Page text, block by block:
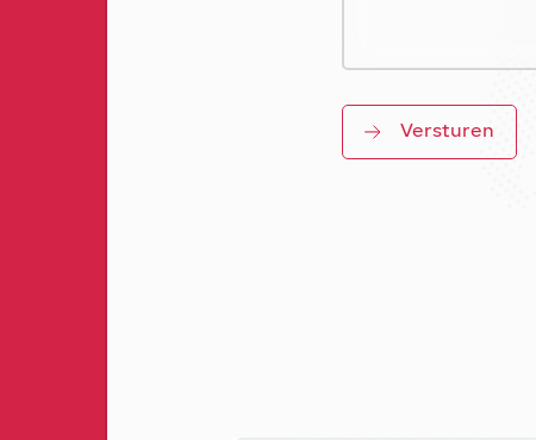
Versturen